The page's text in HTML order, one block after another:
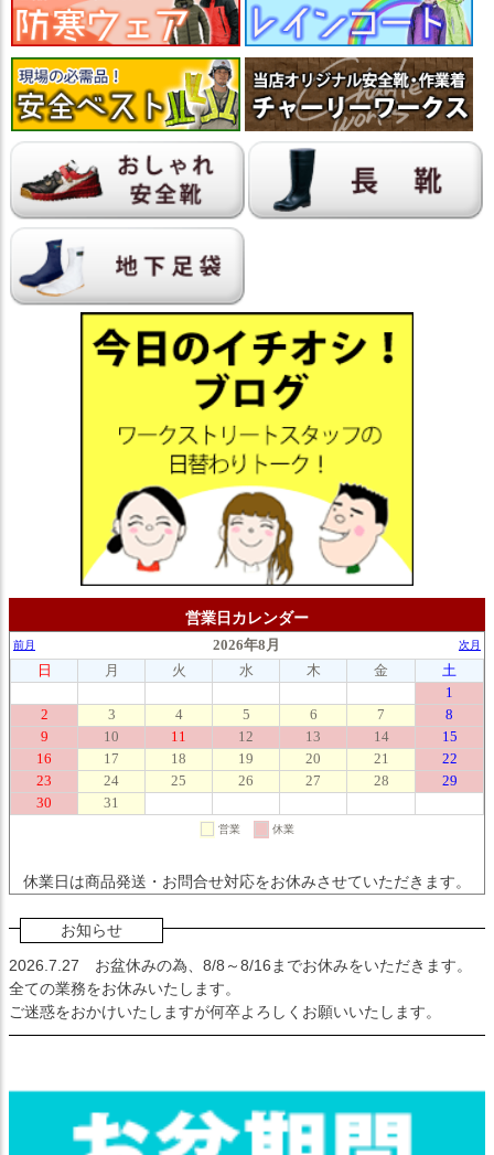
営業日カレンダー
休業日は商品発送・お問合せ対応をお休みさせていただきます。
お知らせ
2026.7.27 お盆休みの為、8/8～8/16までお休みをいただきます。
全ての業務をお休みいたします。
ご迷惑をおかけいたしますが何卒よろしくお願いいたします。